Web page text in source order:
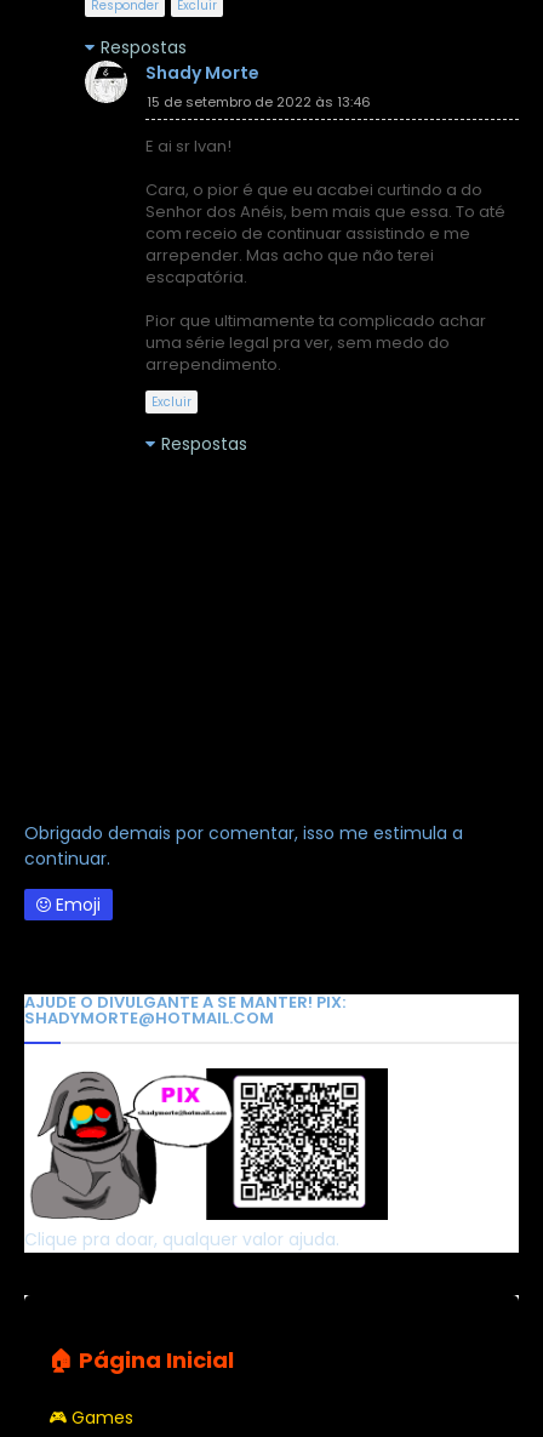
Responder Excluir
Respostas
Shady Morte
15 de setembro de 2022 às 13:46
E ai sr Ivan!
Cara, o pior é que eu acabei curtindo a do
Senhor dos Anéis, bem mais que essa. To até
com receio de continuar assistindo e me
arrepender. Mas acho que não terei
escapatória.
Pior que ultimamente ta complicado achar
uma série legal pra ver, sem medo do
arrependimento.
Excluir
Respostas
Obrigado demais por comentar, isso me estimula a
continuar.
Emoji
AJUDE O DIVULGANTE A SE MANTER! PIX:
SHADYMORTE@HOTMAIL.COM
Clique pra doar, qualquer valor ajuda.
🏠 Página Inicial
🎮 Games